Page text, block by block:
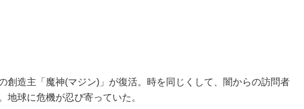
創造主「魔神(マジン)」が復活。時を同じくして、闇からの訪問者
地球に危機が忍び寄っていた。